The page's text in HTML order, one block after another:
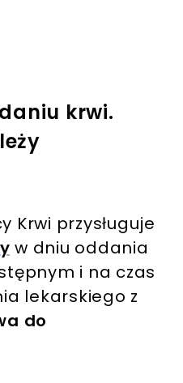
krwi.
Krwi przysługuje
w dniu oddania
i na czas
lekarskiego z
do